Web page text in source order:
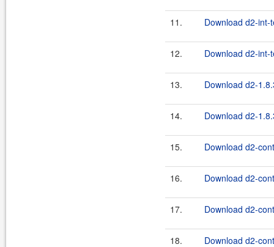
11. Download d2-
12. Download d2-
13. Download d2-
14. Download d2-
15. Download d2-
16. Download d2-
17. Download d2-
18. Download d2-